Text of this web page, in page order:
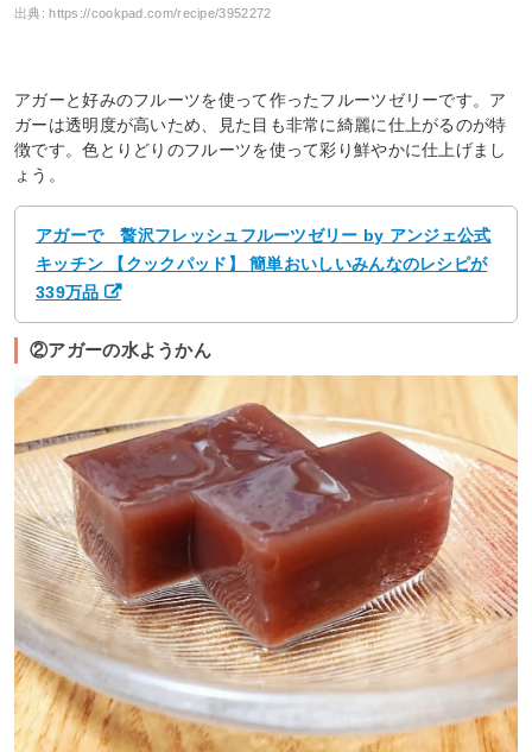
出典:https://cookpad.com/recipe/3952272
アガーと好みのフルーツを使って作ったフルーツゼリーです。ア
ガーは透明度が高いため、見た目も非常に綺麗に仕上がるのが特
徴です。色とりどりのフルーツを使って彩り鮮やかに仕上げまし
ょう。
アガーで 贅沢フレッシュフルーツゼリー by アンジェ公式
キッチン 【クックパッド】 簡単おいしいみんなのレシピが
339万品
②アガーの水ようかん